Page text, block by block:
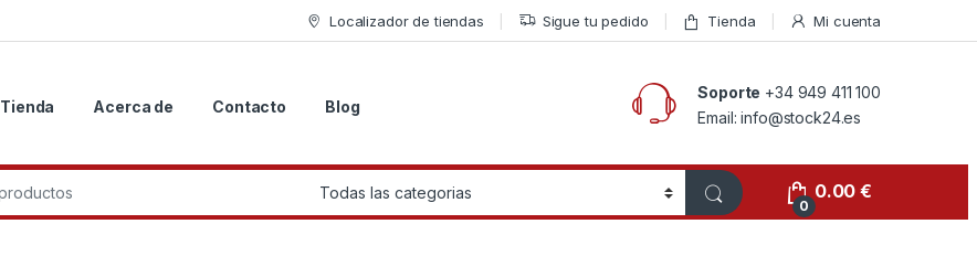
Localizador de tiendas Sigue tu pedido Tienda Mi cuenta
Tienda Acerca de Contacto Blog
Soporte +34 949 411 100
Email: info@stock24.es
0
0.00€